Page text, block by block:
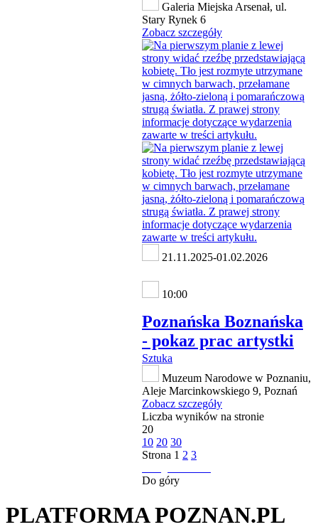
Galeria Miejska Arsenał, ul.
Stary Rynek 6
Zobacz szczegóły
21.11.2025-01.02.2026
10:00
Poznańska Boznańska
- pokaz prac artystki
Sztuka
Muzeum Narodowe w Poznaniu,
Aleje Marcinkowskiego 9, Poznań
Zobacz szczegóły
Liczba wyników na stronie
20
10 20 30
Strona 1 2 3
Do góry
PLATFORMA POZNAN.PL